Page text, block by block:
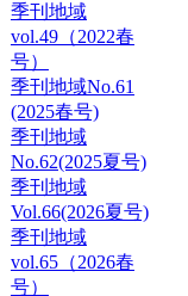
季刊地域
vol.49（2022春
号）
季刊地域No.61
(2025春号)
季刊地域
No.62(2025夏号)
季刊地域
Vol.66(2026夏号)
季刊地域
vol.65（2026春
号）